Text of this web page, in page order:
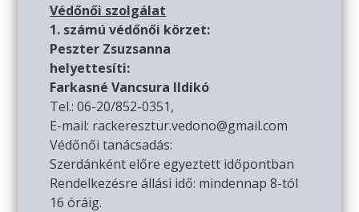
Védőnői szolgálat
1. számú védőnői körzet:
Peszter Zsuzsanna
helyettesíti:
Farkasné Vancsura Ildikó
Tel.: 06-20/852-0351,
E-mail: rackeresztur.vedono@gmail.com
Védőnői tanácsadás:
Szerdánként előre egyeztett időpontban
Rendelkezésre állási idő: mindennap 8-tól
16 óráig.